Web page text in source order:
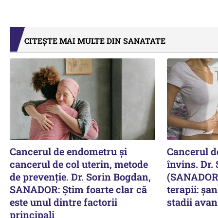
CITEȘTE MAI MULTE DIN SANATATE
Cancerul de endometru și
cancerul de col uterin, metode
de prevenție. Dr. Sorin Bogdan,
SANADOR: Știm foarte clar că
este unul dintre factorii
principali
Cancerul
învins. Dr.
terapii:
stadii